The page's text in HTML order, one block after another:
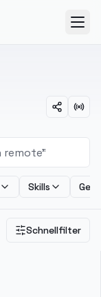
Skills
Schnellfilter